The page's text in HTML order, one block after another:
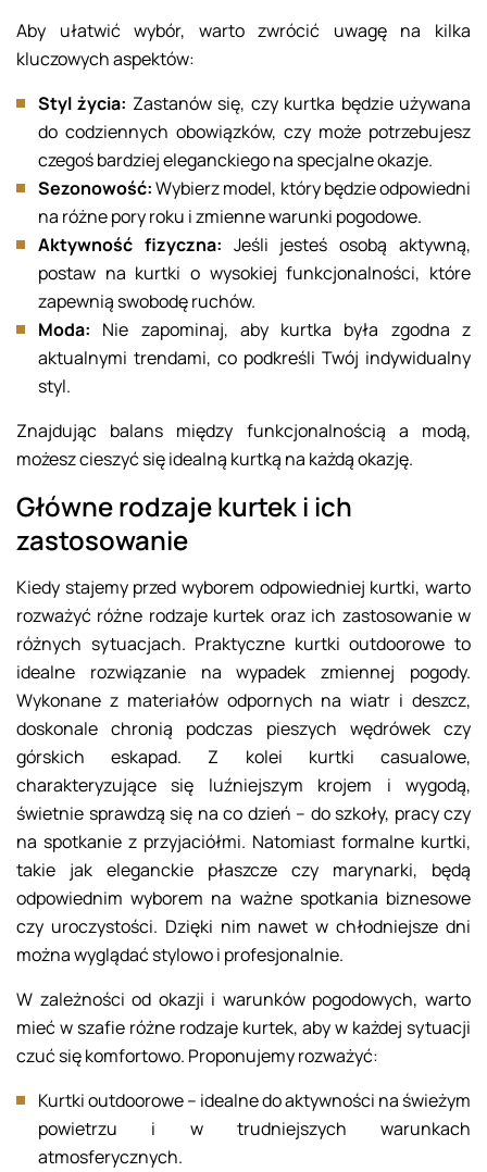
Aby ułatwić wybór, warto zwrócić uwagę na kilka
kluczowych aspektów:
Styl życia: Zastanów się, czy kurtka będzie używana
do codziennych obowiązków, czy może potrzebujesz
czegoś bardziej eleganckiego na specjalne okazje.
Sezonowość:Wybierz model, który będzie odpowiedni
na różne pory roku i zmienne warunki pogodowe.
Aktywność fizyczna: Jeśli jesteś osobą aktywną,
postaw na kurtki o wysokiej funkcjonalności, które
zapewnią swobodę ruchów.
Moda: Nie zapominaj, aby kurtka była zgodna z
aktualnymi trendami, co podkreśli Twój indywidualny
styl.
Znajdując balans między funkcjonalnością a modą,
możesz cieszyć się idealną kurtką na każdą okazję.
Główne rodzaje kurtek i ich
zastosowanie
Kiedy stajemy przed wyborem odpowiedniej kurtki, warto
rozważyć różne rodzaje kurtek oraz ich zastosowanie w
różnych sytuacjach. Praktyczne kurtki outdoorowe to
idealne rozwiązanie na wypadek zmiennej pogody.
Wykonane z materiałów odpornych na wiatr i deszcz,
doskonale chronią podczas pieszych wędrówek czy
górskich eskapad. Z kolei kurtki casualowe,
charakteryzujące się luźniejszym krojem i wygodą,
świetnie sprawdzą się na co dzień – do szkoły, pracy czy
na spotkanie z przyjaciółmi. Natomiast formalne kurtki,
takie jak eleganckie płaszcze czy marynarki, będą
odpowiednim wyborem na ważne spotkania biznesowe
czy uroczystości. Dzięki nim nawet w chłodniejsze dni
można wyglądać stylowo i profesjonalnie.
W zależności od okazji i warunków pogodowych, warto
mieć w szafie różne rodzaje kurtek, aby w każdej sytuacji
czuć się komfortowo. Proponujemy rozważyć:
Kurtki outdoorowe – idealne do aktywności na świeżym
powietrzu i w trudniejszych warunkach
atmosferycznych.